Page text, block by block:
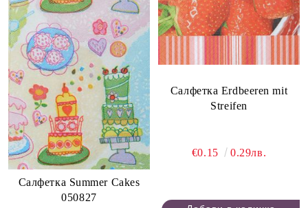
Салфетка Summer Cakes
050827
Салфетка Erdbeeren mit
Streifen
€0.15 0.29лв.